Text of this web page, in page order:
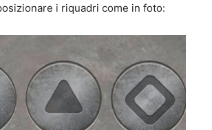
i riquadri come in foto: